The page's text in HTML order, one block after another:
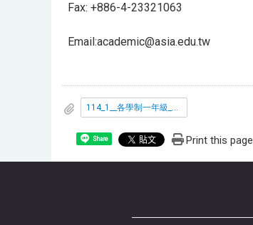
Fax: +886-4-23321063
Email:academic@asia.edu.tw
Share Print this page